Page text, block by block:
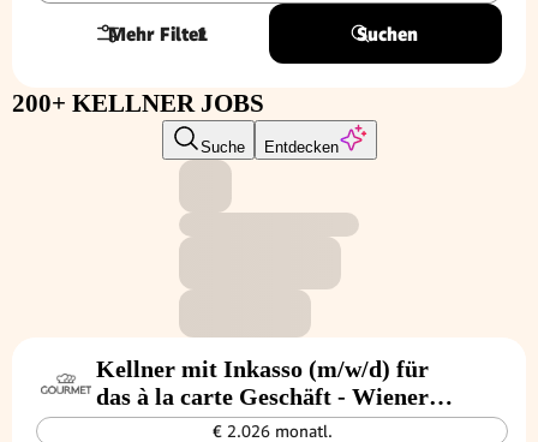
Mehr Filter
1 Suchen
200+ KELLNER JOBS
Suche Entdecken
Kellner mit Inkasso (m/w/d) für
das à la carte Geschäft - Wiener
Rathauskeller€ 2.026 monatl.